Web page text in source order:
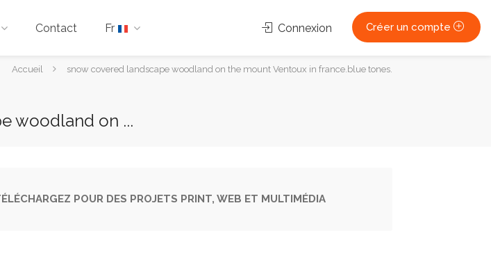
Contact Fr Connexion Créer un compte
VousAccueil snow covered landscape woodland on the mount Ventoux in france.blue tones.
woodland on ...
POUR DES PROJETS PRINT, WEB ET MULTIMÉDIA